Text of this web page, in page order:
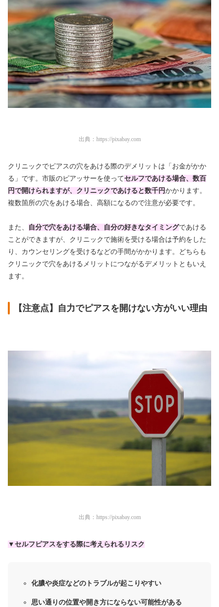
出典： https://pixabay.com
クリニックでピアスの穴をあける際のデメリットは「お金がかか
る」です。市販のピアッサーを使ってセルフであける場合、数百
円で開けられますが、クリニックであけると数千円かかります。
複数箇所の穴をあける場合、高額になるので注意が必要です。
また、 自分で穴をあける場合、自分の好きなタイミングであける
ことができますが、クリニックで施術を受ける場合は予約をした
り、カウンセリングを受けるなどの手間がかかります。どちらも
クリニックで穴をあけるメリットにつながるデメリットともいえ
ます。
【注意点】自力でピアスを開けない方がいい理由
出典： https://pixabay.com
▼セルフピアスをする際に考えられるリスク
化膿や炎症などのトラブルが起こりやすい
思い通りの位置や開き方にならない可能性がある